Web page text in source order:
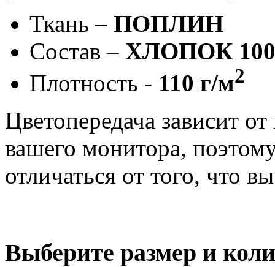
Ткань – ПОПЛИН
Состав – ХЛОПОК
Плотность - 110 г/м2
Цветопередача зависит
вашего монитора,
отличаться от того, что
Выберите размер и